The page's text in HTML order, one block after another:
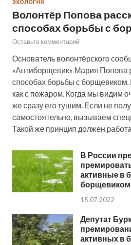
ЭКОЛОГИЯ
Волонтёр Попова
способах борьбы с
Оставьте комментарий
Основатель волонтёрского
«Антиборщевик» Мария Попова
способах борьбы с
как с пожаром. Когда мы видим
же сразу его тушим. Если не
самостоятельно, вызываем
Такой же принцип должен
В России
активные в
15.07.2022
Депутат
активных в